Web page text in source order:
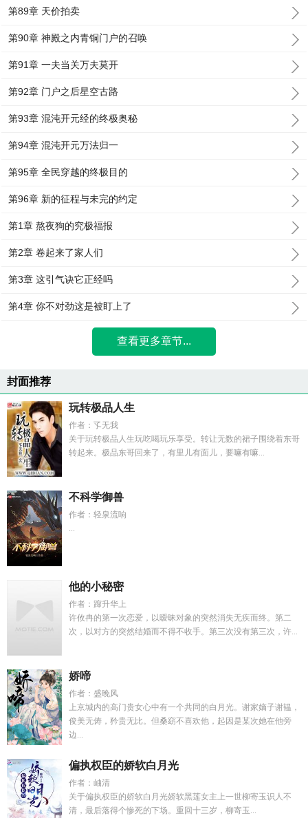
第89章 天价拍卖
第90章 神殿之内青铜门户的召唤
第91章 一夫当关万夫莫开
第92章 门户之后星空古路
第93章 混沌开元经的终极奥秘
第94章 混沌开元万法归一
第95章 全民穿越的终极目的
第96章 新的征程与未完的约定
第1章 熬夜狗的究极福报
第2章 卷起来了家人们
第3章 这引气诀它正经吗
第4章 你不对劲这是被盯上了
查看更多章节...
封面推荐
玩转极品人生
作者：孓无我
关于玩转极品人生玩吃喝玩乐享受。转让无数的裙子围绕着东哥
转起来。极品东哥回来了，有里儿有面儿，要嘛有嘛...
不科学御兽
作者：轻泉流响
...
他的小秘密
作者：蹿升华上
许攸冉的第一次恋爱，以暧昧对象的突然消失无疾而终。第二
次，以对方的突然结婚而不得不收手。第三次没有第三次，许...
娇啼
作者：盛晚风
上京城内的高门贵女心中有一个共同的白月光。谢家嫡子谢韫，
俊美无俦，矜贵无比。但桑窈不喜欢他，起因是某次她在他旁
边...
偏执权臣的娇软白月光
作者：岫清
关于偏执权臣的娇软白月光娇软黑莲女主上一世柳寄玉识人不
清，最后落得个惨死的下场。重回十三岁，柳寄玉...